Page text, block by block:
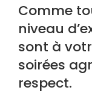
Comme
niveau
sont à
soirées
respect.